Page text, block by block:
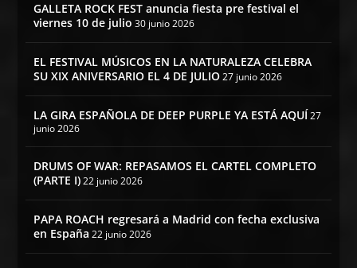
GALLETA ROCK FEST anuncia fiesta pre festival el
viernes 10 de julio 30 junio 2026
EL FESTIVAL MÚSICOS EN LA NATURALEZA CELEBRA
SU XIX ANIVERSARIO EL 4 DE JULIO 27 junio 2026
LA GIRA ESPAÑOLA DE DEEP PURPLE YA ESTÁ AQUÍ27
junio 2026
DRUMS OF WAR: REPASAMOS EL CARTEL COMPLETO
(PARTE I) 22 junio 2026
PAPA ROACH regresará a Madrid con fecha exclusiva
en España 22 junio 2026